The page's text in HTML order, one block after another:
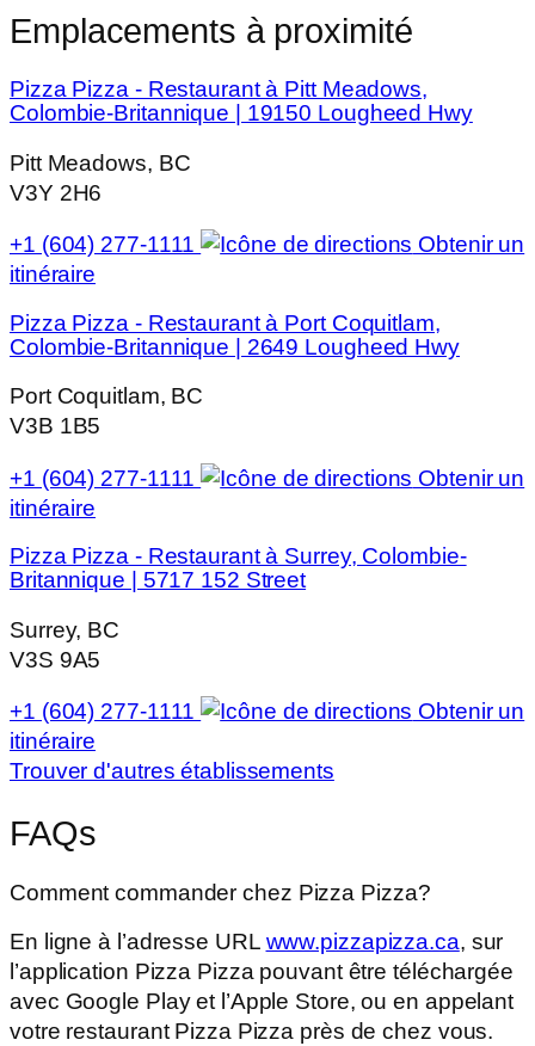
Emplacements à proximité
Pizza Pizza - Restaurant à Pitt Meadows,
Colombie-Britannique | 19150 Lougheed Hwy
Pitt Meadows, BC
V3Y 2H6
+1 (604) 277-1111
Obtenir un
itinéraire
Pizza Pizza - Restaurant à Port Coquitlam,
Colombie-Britannique | 2649 Lougheed Hwy
Port Coquitlam, BC
V3B 1B5
+1 (604) 277-1111
Obtenir un
itinéraire
Pizza Pizza - Restaurant à Surrey, Colombie-
Britannique | 5717 152 Street
Surrey, BC
V3S 9A5
+1 (604) 277-1111
Obtenir un
itinéraire
Trouver d'autres établissements
FAQs
Comment commander chez Pizza Pizza?
En ligne à l’adresse URL www.pizzapizza.ca, sur
l’application Pizza Pizza pouvant être téléchargée
avec Google Play et l’Apple Store, ou en appelant
votre restaurant Pizza Pizza près de chez vous.